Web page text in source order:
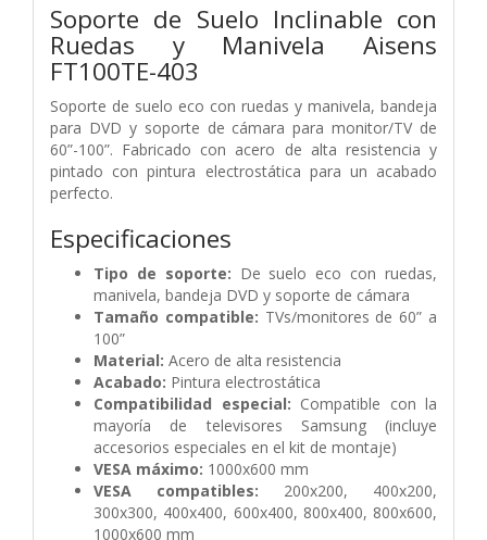
Soporte de Suelo Inclinable con
Ruedas y Manivela Aisens
FT100TE-403
Soporte de suelo eco con ruedas y manivela, bandeja
para DVD y soporte de cámara para monitor/TV de
60”-100”. Fabricado con acero de alta resistencia y
pintado con pintura electrostática para un acabado
perfecto.
Especificaciones
Tipo de soporte: De suelo eco con ruedas,
manivela, bandeja DVD y soporte de cámara
Tamaño compatible: TVs/monitores de 60” a
100”
Material: Acero de alta resistencia
Acabado: Pintura electrostática
Compatibilidad especial: Compatible con la
mayoría de televisores Samsung (incluye
accesorios especiales en el kit de montaje)
VESA máximo: 1000x600 mm
VESA compatibles: 200x200, 400x200,
300x300, 400x400, 600x400, 800x400, 800x600,
1000x600 mm